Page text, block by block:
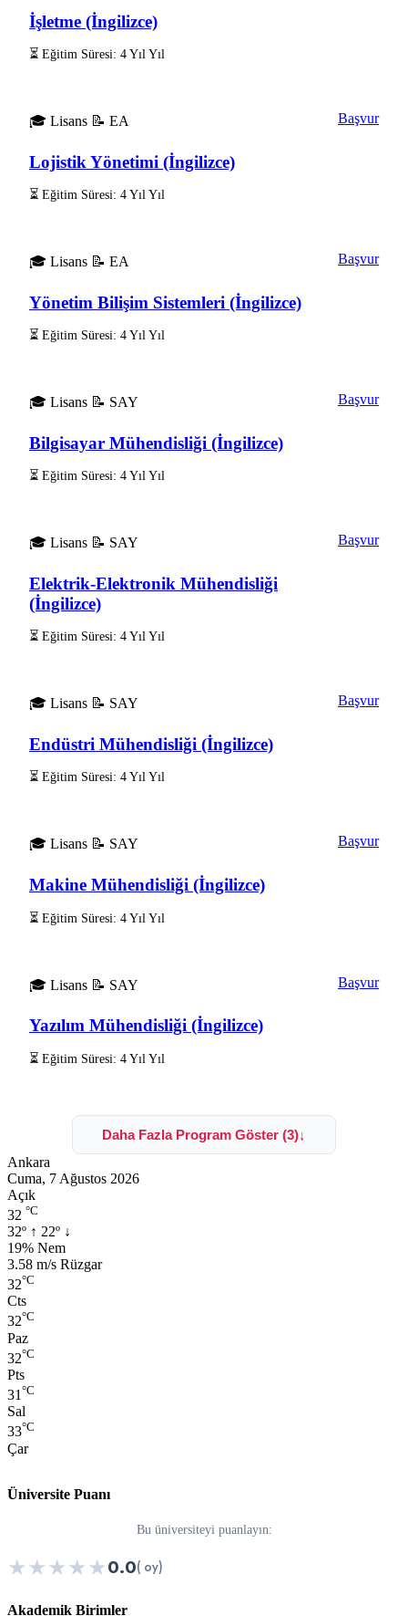
İşletme (İngilizce)
⏳ Eğitim Süresi: 4 Yıl Yıl
🎓 Lisans 📝 EA
Lojistik Yönetimi (İngilizce)
⏳ Eğitim Süresi: 4 Yıl Yıl
Başvur
🎓 Lisans 📝 EA
Yönetim Bilişim Sistemleri (İngilizce)
⏳ Eğitim Süresi: 4 Yıl Yıl
Başvur
🎓 Lisans 📝 SAY
Bilgisayar Mühendisliği (İngilizce)
⏳ Eğitim Süresi: 4 Yıl Yıl
Başvur
🎓 Lisans 📝 SAY
Elektrik-Elektronik Mühendisliği
(İngilizce)
⏳ Eğitim Süresi: 4 Yıl Yıl
Başvur
🎓 Lisans 📝 SAY
Endüstri Mühendisliği (İngilizce)
⏳ Eğitim Süresi: 4 Yıl Yıl
Başvur
🎓 Lisans 📝 SAY
Makine Mühendisliği (İngilizce)
⏳ Eğitim Süresi: 4 Yıl Yıl
Başvur
🎓 Lisans 📝 SAY
Yazılım Mühendisliği (İngilizce)
⏳ Eğitim Süresi: 4 Yıl Yıl
Başvur
Daha Fazla Program Göster (3)↓
Ankara
Cuma, 7 Ağustos 2026
Açık
32 °C
32º ↑ 22º ↓
Nem:
19% Nem
Rüzgar:
3.58 m/s Rüzgar
32°C
Cts
32°C
Paz
32°C
Pts
31 °C
Sal
33°C
Çar
Üniversite Puanı
Bu üniversiteyi puanlayın:
★★★★★0.0( oy)
Akademik Birimler